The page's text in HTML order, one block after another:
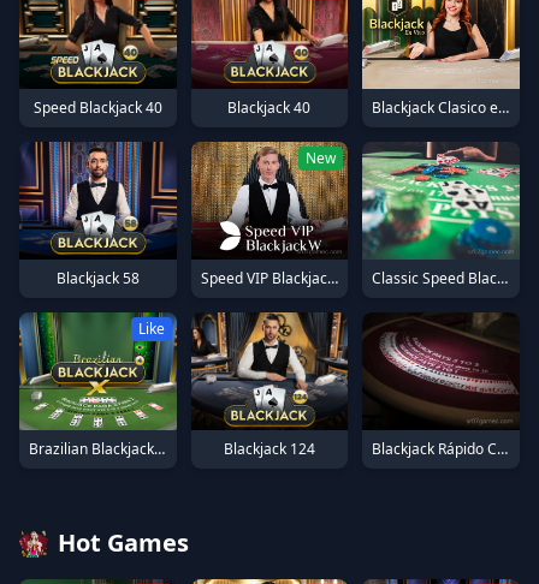
Speed Blackjack 40 Blackjack 40 Blackjack Clasico en Español 27
Blackjack 58
New
Speed VIP Blackjack W Classic Speed Blackjack 51
Like
Brazilian BlackjackX 4 Blackjack 124 Blackjack Rápido Clássico em Português 17
Hot Games